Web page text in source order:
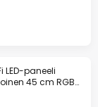
LED-paneeli
45 cm RGB